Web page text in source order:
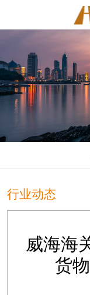
行业动态
威海海
货